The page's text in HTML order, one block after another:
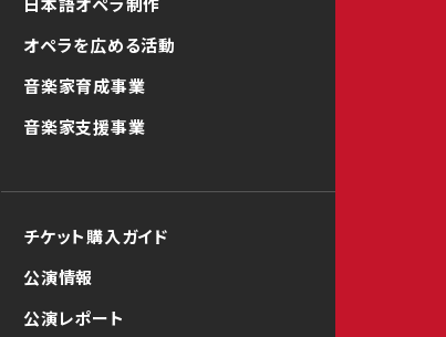
オペラを広める活動
音楽家育成事業
音楽家支援事業
チケット購入ガイド
公演情報
公演レポート